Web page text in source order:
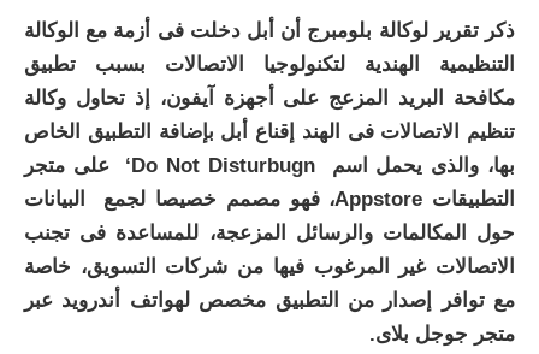
ذكر تقرير لوكالة بلومبرج أن أبل دخلت فى أزمة مع الوكالة
التنظيمية الهندية لتكنولوجيا الاتصالات بسبب تطبيق
مكافحة البريد المزعج على أجهزة آيفون، إذ تحاول وكالة
تنظيم الاتصالات فى الهند إقناع أبل بإضافة التطبيق الخاص
بها، والذى يحمل اسم
‘Do Not Disturbugn
على متجر
التطبيقات Appstore، فهو مصمم خصيصا لجمع البيانات
حول المكالمات والرسائل المزعجة، للمساعدة فى تجنب
الاتصالات غير المرغوب فيها من شركات التسويق، خاصة
مع توافر إصدار من التطبيق مخصص لهواتف أندرويد عبر
متجر جوجل بلاى.